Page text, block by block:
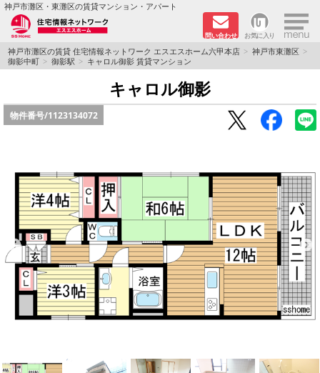
神戸市灘区・東灘区の賃貸マンション・アパート
問い合わせ お気に入り ×
TOPページ
学生さん向け物件
ペット飼育可物件
路線·駅から探す
地域から探す
地図から探す
店舗情報·アクセス
神戸市灘区の賃貸 住宅情報ネットワーク エスエスホーム六甲本店
神戸市東灘区
御影中町
御影駅 キャロル御影 賃貸マンション
キャロル御影
物件番号/1123134072